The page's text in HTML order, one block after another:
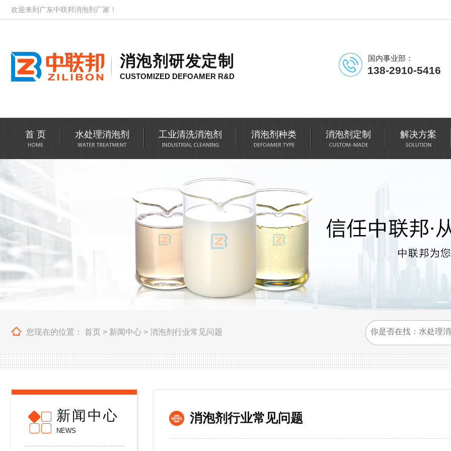
欢迎来到广东中联邦消泡剂厂家！
消泡剂研发定制
CUSTOMIZED DEFOAMER R&D
国内事业部：
138-2910-5416
首 页 水处理消泡剂 工业清洗消泡剂 消泡剂种类 消泡剂定制 解决方案
您现在的位置： 首页 > 新闻中心 > 消泡剂行业常见问题
新闻中心
NEWS
消泡剂行业常见问题